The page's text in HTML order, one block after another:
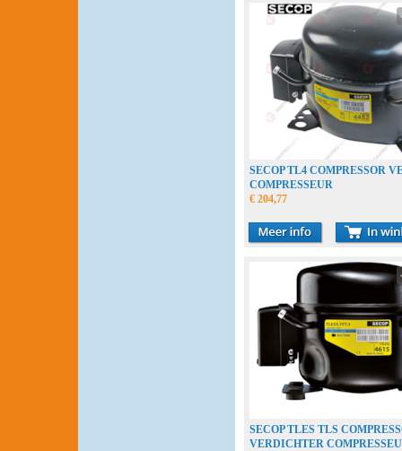
SECOP TL4 COMPRESSOR
COMPRESSEUR
€ 204,77
SECOP TLES TLS
VERDICHTER